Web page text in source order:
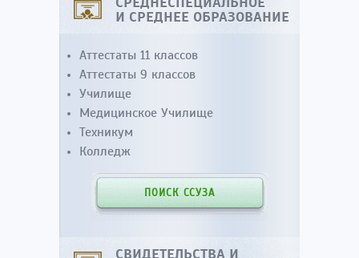
И СРЕДНЕЕ ОБРАЗОВАНИЕ
Аттестаты 11 классов
Аттестаты 9 классов
Училище
Медицинское Училище
Техникум
Колледж
ПОИСК ССУЗА
СВИДЕТЕЛЬСТВА И